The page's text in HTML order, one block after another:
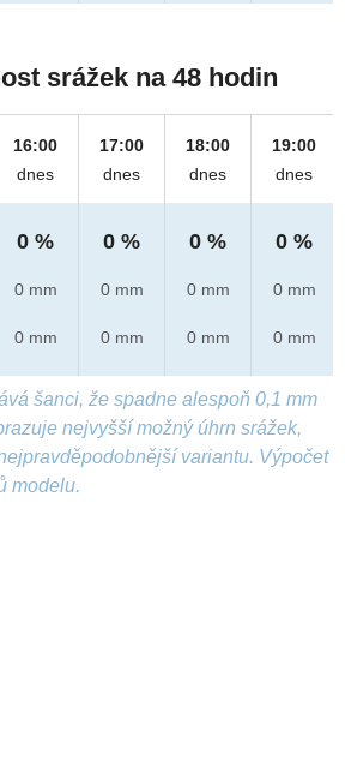
srážek na 48 hodin
16:00
dnes
0 %
0 mm
0 mm
17:00
dnes
0 %
0 mm
0 mm
18:00
dnes
0 %
0 mm
0 mm
19:00
dnes
0 %
0 mm
0 mm
šanci, že spadne alespoň 0,1 mm
nejvyšší možný úhrn srážek,
variantu. Výpočet
modelu.